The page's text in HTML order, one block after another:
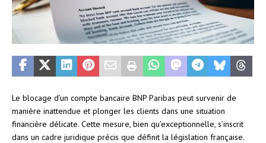
Le blocage d’un compte bancaire BNP Paribas peut survenir de
manière inattendue et plonger les clients dans une situation
financière délicate. Cette mesure, bien qu’exceptionnelle, s’inscrit
dans un cadre juridique précis que définit la législation française.